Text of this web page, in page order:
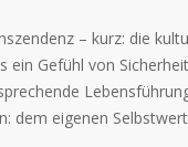
– kurz: die
ein Gefühl von
dem eigenen